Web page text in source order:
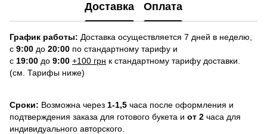
Доставка Оплата
График работы: Доставка осуществляется 7 дней в неделю,
с 9:00 до 20:00 по стандартному тарифу и
с 19:00 до 9:00 +100 грн к стандартному тарифу доставки.
(см. Тарифы ниже)
Сроки: Возможна через 1-1,5 часа после оформления и
подтверждения заказа для готового букета и от 2 часа для
индивидуального авторского.